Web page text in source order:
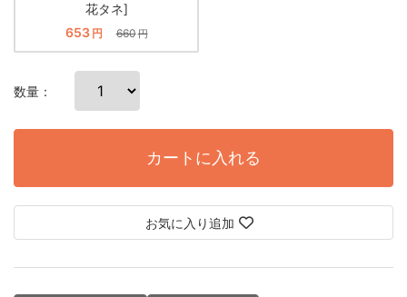
花タネ]
653 円 660円
数量：
カートに入れる
お気に入り追加